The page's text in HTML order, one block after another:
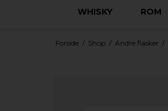
WHISKY ROM
Forside / Shop / Andre flasker /